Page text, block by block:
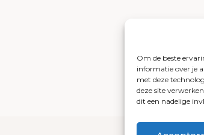
Om de beste
informatie over je
met deze
deze site
dit een nadelige